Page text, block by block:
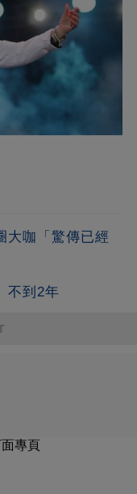
大咖「驚傳已經
不到2年
專頁